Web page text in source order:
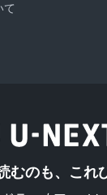
て
むのも、これ